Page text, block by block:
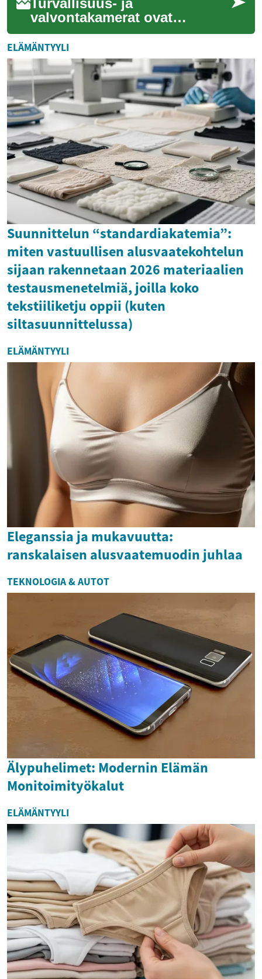
valvontakamerat ovat
nykyään olennainen osa
monien kotien ja yritysten
suojausjärjestelmiä. Ne
tarjo...
ELÄMÄNTYYLI
Suunnittelun “standardiakatemia”:
miten vastuullisen alusvaatekohtelun
sijaan rakennetaan 2026 materiaalien
testausmenetelmiä, joilla koko
tekstiiliketju oppii (kuten
siltasuunnittelussa)
ELÄMÄNTYYLI
Eleganssia ja mukavuutta:
ranskalaisen alusvaatemuodin juhlaa
TEKNOLOGIA & AUTOT
Älypuhelimet: Modernin Elämän
Monitoimityökalut
ELÄMÄNTYYLI